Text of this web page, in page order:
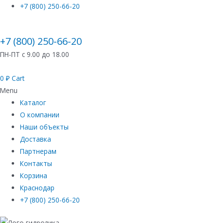
+7 (800) 250-66-20
+7 (800) 250-66-20
ПН-ПТ с 9.00 до 18.00
0 ₽ Cart
Menu
Каталог
О компании
Наши объекты
Доставка
Партнерам
Контакты
Корзина
Краснодар
+7 (800) 250-66-20